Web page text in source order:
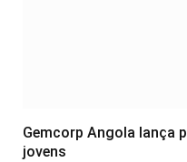
Gemcorp Angola lança
jovens